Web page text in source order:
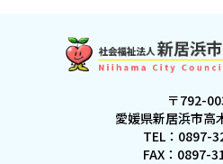
〒792-
愛媛県新居浜市高
TEL： 0897-
FAX：0897-